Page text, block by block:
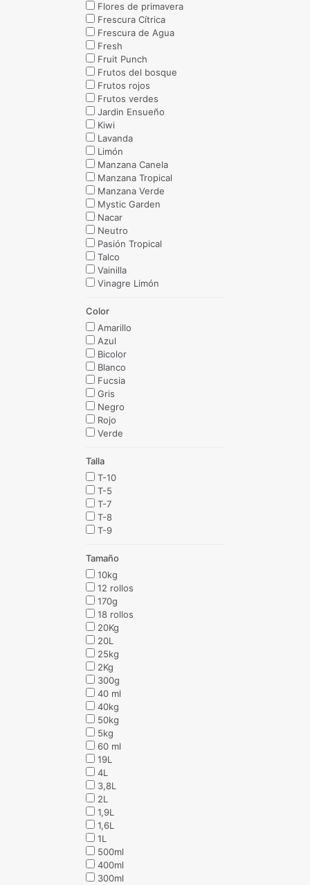
Flores de primavera
Frescura Cítrica
Frescura de Agua
Fresh
Fruit Punch
Frutos del bosque
Frutos rojos
Frutos verdes
Jardin Ensueño
Kiwi
Lavanda
Limón
Manzana Canela
Manzana Tropical
Manzana Verde
Mystic Garden
Nacar
Neutro
Pasión Tropical
Talco
Vainilla
Vinagre Limón
Color
Amarillo
Azul
Bicolor
Blanco
Fucsia
Gris
Negro
Rojo
Verde
Talla
T-10
T-5
T-7
T-8
T-9
Tamaño
10kg
12 rollos
170g
18 rollos
20Kg
20L
25kg
2Kg
300g
40 ml
40kg
50kg
5kg
60 ml
19L
4L
3,8L
2L
1,9L
1,6L
1L
500ml
400ml
300ml